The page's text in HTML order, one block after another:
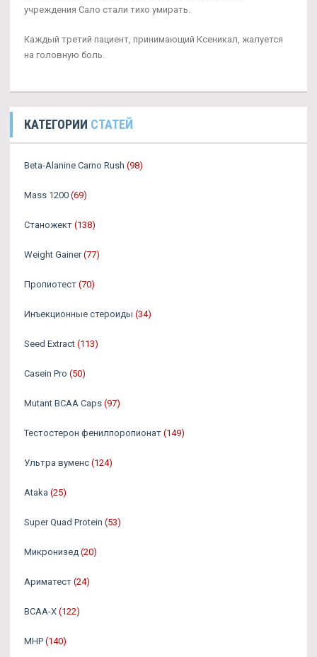
учреждения Сало стали тихо умирать.
Каждый третий пациент, принимающий Ксеникал, жалуется
на головную боль.
КАТЕГОРИИ СТАТЕЙ
Beta-Alanine Carno Rush (98)
Mass 1200 (69)
Станожект (138)
Weight Gainer (77)
Пропиотест (70)
Инъекционные стероиды (34)
Seed Extract (113)
Casein Pro (50)
Mutant BCAA Caps (97)
Тестостерон фенилпоропионат (149)
Ультра вуменс (124)
Ataka (25)
Super Quad Protein (53)
Микронизед (20)
Ариматест (24)
BCAA-X (122)
MHP (140)